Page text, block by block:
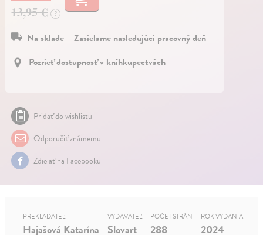
13,95 € ?
Na sklade – Zasielame nasledujúci pracovný deň
Pozrieť dostupnosť v kníhkupectvách
Pridať do wishlistu
Odporučiť známemu
Zdielať na Facebooku
PREKLADATEĽ
Hajašová Katarína
VYDAVATEĽ
Slovart
POČET STRÁN
288
ROK VYDANIA
2024